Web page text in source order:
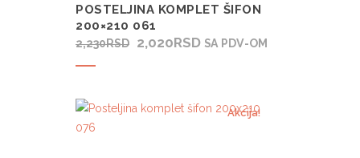
POSTELJINA KOMPLET ŠIFON
200×210 061
2,230RSD
ORIGINALNA
2,020RSDTRENUTNA
SA PDV-OM
Dodaj u korpu
Akcija!